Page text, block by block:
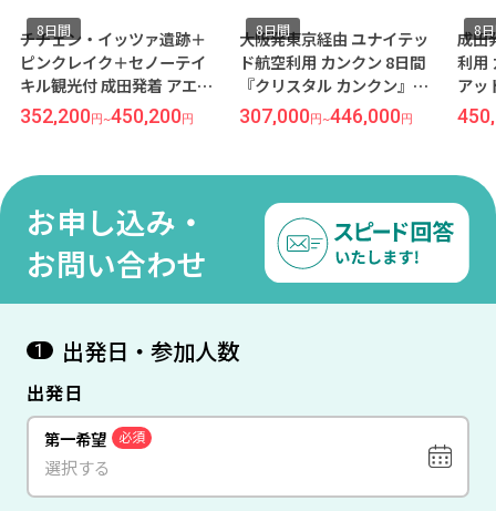
遺跡＋
テイ
アエロ
クン 8
円
大阪発東京経由 ユナイテッ
ド航空利用 カンクン 8日間
『クリスタル カンクン』指
定
8日間
307,000円~446,000円
成田発着 アエロメヒコ航空
利用 カンクン 8日間『ハイ
アット ジーヴァ カンクン
（オールインクルーシ
ブ）』指定
8日間
450,200円~1,036,200円
お申し込み・
お問い合わせ
1 出発日・参加人数
出発日
第一希望 必須